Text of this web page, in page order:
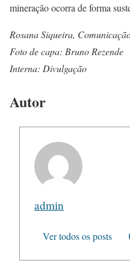
mineração ocorra de forma
Rosana Siqueira,
Foto de capa: Bruno Rezende
Interna: Divulgação
Autor
admin
Ver todos os posts